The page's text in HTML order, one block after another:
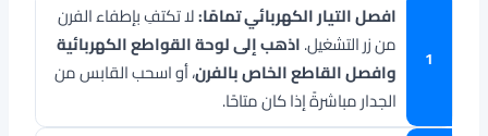
افصل التيار الكهربائي تمامًا:لا تكتفِ بإطفاء الفرن
من زر التشغيل.اذهب إلى لوحة القواطع الكهربائية
وافصل القاطع الخاص بالفرن، أو اسحب القابس من
الجدار مباشرةً إذا كان متاحًا.